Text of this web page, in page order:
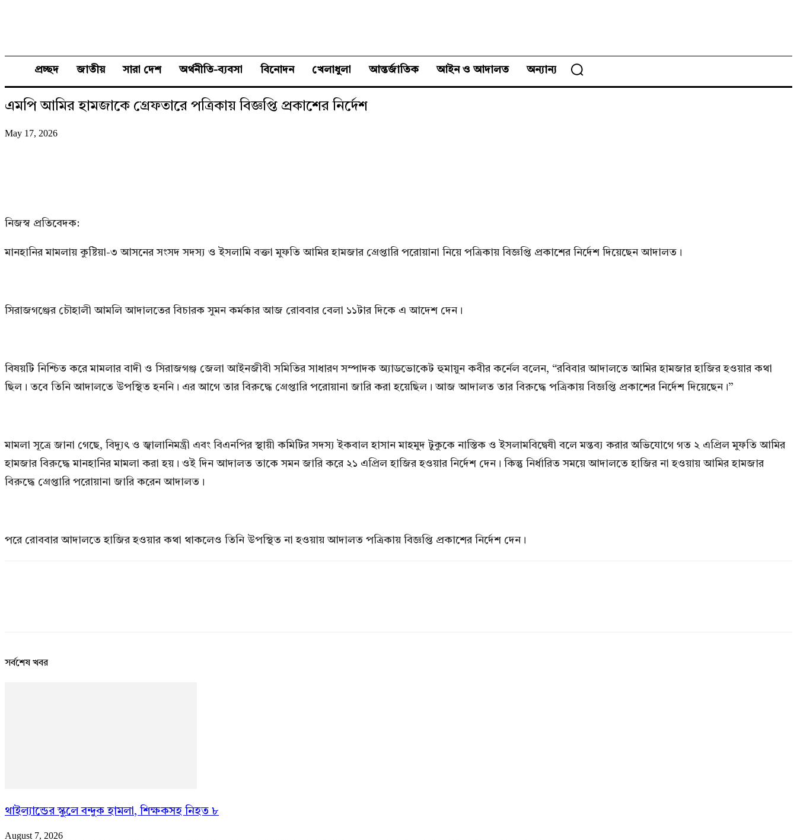
প্রচ্ছদ জাতীয় সারা দেশ অর্থনীতি-ব্যবসা বিনোদন খেলাধুলা আন্তর্জাতিক আইন ও আদালত অন্যান্য
এমপি আমির হামজাকে গ্রেফতারে পত্রিকায় বিজ্ঞপ্তি প্রকাশের নির্দেশ
May 17, 2026
নিজস্ব প্রতিবেদক:
মানহানির মামলায় কুষ্টিয়া-৩ আসনের সংসদ সদস্য ও ইসলামি বক্তা মুফতি আমির হামজার গ্রেপ্তারি পরোয়ানা নিয়ে পত্রিকায় বিজ্ঞপ্তি প্রকাশের নির্দেশ দিয়েছেন আদালত।
সিরাজগঞ্জের চৌহালী আমলি আদালতের বিচারক সুমন কর্মকার আজ রোববার বেলা ১১টার দিকে এ আদেশ দেন।
বিষয়টি নিশ্চিত করে মামলার বাদী ও সিরাজগঞ্জ জেলা আইনজীবী সমিতির সাধারণ সম্পাদক অ্যাডভোকেট হুমায়ুন কবীর কর্নেল বলেন, “রবিবার আদালতে আমির হামজার হাজির হওয়ার কথা
ছিল। তবে তিনি আদালতে উপস্থিত হননি। এর আগে তার বিরুদ্ধে গ্রেপ্তারি পরোয়ানা জারি করা হয়েছিল। আজ আদালত তার বিরুদ্ধে পত্রিকায় বিজ্ঞপ্তি প্রকাশের নির্দেশ দিয়েছেন।”
মামলা সূত্রে জানা গেছে, বিদ্যুৎ ও জ্বালানিমন্ত্রী এবং বিএনপির স্থায়ী কমিটির সদস্য ইকবাল হাসান মাহমুদ টুকুকে নাস্তিক ও ইসলামবিদ্বেষী বলে মন্তব্য করার অভিযোগে গত ২ এপ্রিল মুফতি আমির
হামজার বিরুদ্ধে মানহানির মামলা করা হয়। ওই দিন আদালত তাকে সমন জারি করে ২১ এপ্রিল হাজির হওয়ার নির্দেশ দেন। কিন্তু নির্ধারিত সময়ে আদালতে হাজির না হওয়ায় আমির হামজার
বিরুদ্ধে গ্রেপ্তারি পরোয়ানা জারি করেন আদালত।
পরে রোববার আদালতে হাজির হওয়ার কথা থাকলেও তিনি উপস্থিত না হওয়ায় আদালত পত্রিকায় বিজ্ঞপ্তি প্রকাশের নির্দেশ দেন।
সর্বশেষ খবর
থাইল্যান্ডের স্কুলে বন্দুক হামলা, শিক্ষকসহ নিহত ৮
August 7, 2026